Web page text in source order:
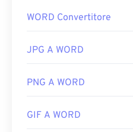
WORD Convertitore
JPG A WORD
PNG A WORD
GIF A WORD